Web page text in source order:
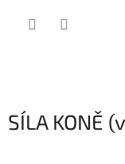
SÍLA KONĚ